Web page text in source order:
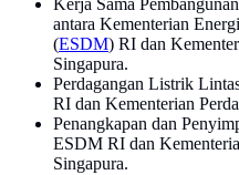
Kerja Sama
antara Kementerian
(ESDM) RI dan
Singapura.
Perdagangan Listrik
RI dan Kementerian
Penangkapan dan
ESDM RI dan
Singapura.